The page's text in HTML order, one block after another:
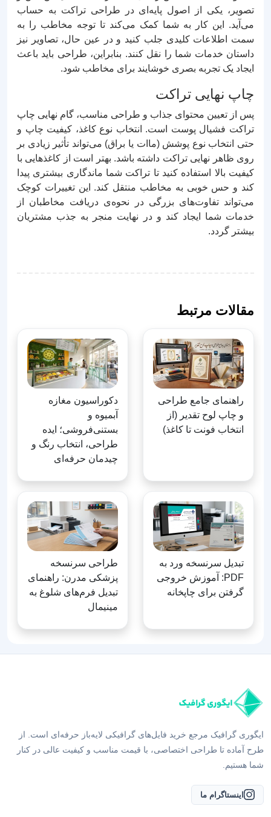
تصویر، یکی از اصول پایه‌ای در طراحی تراکت به حساب
می‌آید. این کار به شما کمک می‌کند تا توجه مخاطب را به
سمت اطلاعات کلیدی جلب کنید و در عین حال، تصاویر نیز
داستان خدمات شما را نقل کنند. بنابراین، طراحی باید باعث
ایجاد یک تجربه بصری خوشایند برای مخاطب شود.
چاپ نهایی تراکت
پس از تعیین محتوای جذاب و طراحی مناسب، گام نهایی چاپ
تراکت فشیال پوست است. انتخاب نوع کاغذ، کیفیت چاپ و
حتی انتخاب نوع پوشش (ماات یا براق) می‌تواند تأثیر زیادی بر
روی ظاهر نهایی تراکت داشته باشد. بهتر است از کاغذهایی با
کیفیت بالا استفاده کنید تا تراکت شما ماندگاری بیشتری پیدا
کند و حس خوبی به مخاطب منتقل کند. این تغییرات کوچک
می‌تواند تفاوت‌های بزرگی در نحوه‌ی دریافت مخاطبان از
خدمات شما ایجاد کند و در نهایت منجر به جذب مشتریان
بیشتر گردد.
مقالات مرتبط
راهنمای جامع طراحی
و چاپ لوح تقدیر (از
انتخاب فونت تا کاغذ)
دکوراسیون مغازه
آبمیوه و
بستنی‌فروشی؛ ایده
طراحی، انتخاب رنگ و
چیدمان حرفه‌ای
تبدیل سرنسخه ورد به
PDF: آموزش خروجی
گرفتن برای چاپخانه
طراحی سرنسخه
پزشکی مدرن: راهنمای
تبدیل فرم‌های شلوغ به
مینیمال
ایگوری گرافیک مرجع خرید فایل‌های گرافیکی لایه‌باز حرفه‌ای است. از
طرح آماده تا طراحی اختصاصی، با قیمت مناسب و کیفیت عالی در کنار
شما هستیم.
اینستاگرام ما